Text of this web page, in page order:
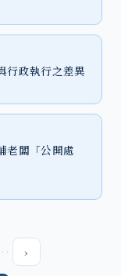
行政執行之差異
老闆「公開處
›